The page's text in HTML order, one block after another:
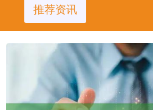
推荐资讯